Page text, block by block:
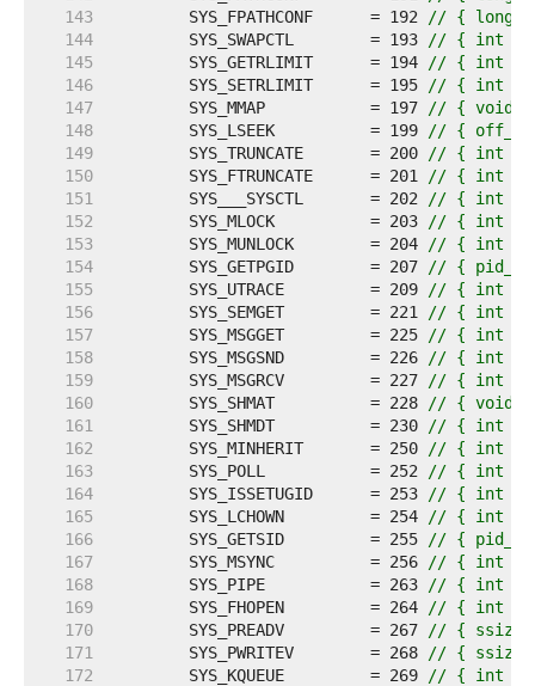
   143
	SYS_FPATHCONF      = 192
// { long
   144
	SYS_SWAPCTL        = 193
// { int
   145
	SYS_GETRLIMIT      = 194
// { int
   146
	SYS_SETRLIMIT      = 195
// { int
   147
	SYS_MMAP           = 197
// { void
   148
	SYS_LSEEK          = 199
// { off_t
   149
	SYS_TRUNCATE       = 200
// { int
   150
	SYS_FTRUNCATE      = 201
// { int
   151
	SYS___SYSCTL       = 202
// { int
   152
	SYS_MLOCK          = 203
// { int
   153
	SYS_MUNLOCK        = 204
// { int
   154
	SYS_GETPGID        = 207
// { pid_t
   155
	SYS_UTRACE         = 209
// { int
   156
	SYS_SEMGET         = 221
// { int
   157
	SYS_MSGGET         = 225
// { int
   158
	SYS_MSGSND         = 226
// { int
   159
	SYS_MSGRCV         = 227
// { int
   160
	SYS_SHMAT          = 228
// { void
   161
	SYS_SHMDT          = 230
// { int
   162
	SYS_MINHERIT       = 250
// { int
   163
	SYS_POLL           = 252
// { int
   164
	SYS_ISSETUGID      = 253
// { int
   165
	SYS_LCHOWN         = 254
// { int
   166
	SYS_GETSID         = 255
// { pid_t
   167
	SYS_MSYNC          = 256
// { int
   168
	SYS_PIPE           = 263
// { int
   169
	SYS_FHOPEN         = 264
// { int
   170
	SYS_PREADV         = 267
// {
   171
	SYS_PWRITEV        = 268
// {
   172
	SYS_KQUEUE         = 269
// { int